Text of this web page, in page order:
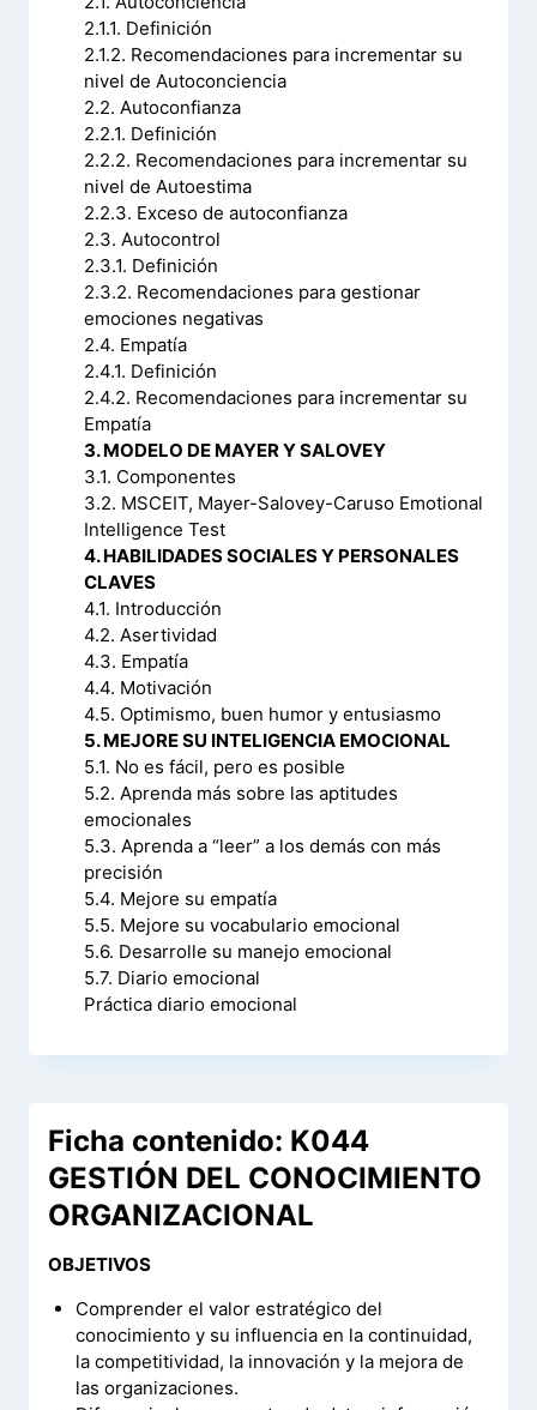
2.1.1. Definición
2.1.2. Recomendaciones para incrementar su
nivel de Autoconciencia
2.2. Autoconfianza
2.2.1. Definición
2.2.2. Recomendaciones para incrementar su
nivel de Autoestima
2.2.3. Exceso de autoconfianza
2.3. Autocontrol
2.3.1. Definición
2.3.2. Recomendaciones para gestionar
emociones negativas
2.4. Empatía
2.4.1. Definición
2.4.2. Recomendaciones para incrementar su
Empatía
3. MODELO DE MAYER Y SALOVEY
3.1. Componentes
3.2. MSCEIT, Mayer-Salovey-Caruso Emotional
Intelligence Test
4. HABILIDADES SOCIALES Y PERSONALES
CLAVES
4.1. Introducción
4.2. Asertividad
4.3. Empatía
4.4. Motivación
4.5. Optimismo, buen humor y entusiasmo
5. MEJORE SU INTELIGENCIA EMOCIONAL
5.1. No es fácil, pero es posible
5.2. Aprenda más sobre las aptitudes
emocionales
5.3. Aprenda a “leer” a los demás con más
precisión
5.4. Mejore su empatía
5.5. Mejore su vocabulario emocional
5.6. Desarrolle su manejo emocional
5.7. Diario emocional
Práctica diario emocional
Ficha contenido: K044
GESTIÓN DEL CONOCIMIENTO
ORGANIZACIONAL
OBJETIVOS
Comprender el valor estratégico del
conocimiento y su influencia en la continuidad,
la competitividad, la innovación y la mejora de
las organizaciones.